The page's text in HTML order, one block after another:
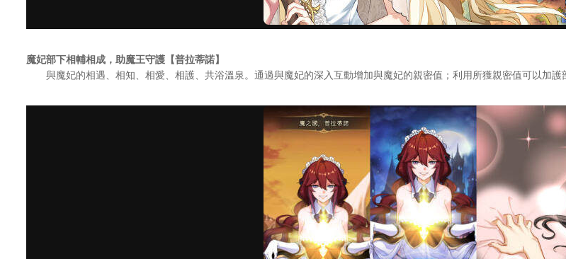
魔妃部下相輔相成，助魔王守護【普拉蒂諾】
與魔妃的相遇、相知、相愛、相護、共浴溫泉。通過與魔妃的深入互動增加與魔妃的親密值；利用所獲親密值可以加護